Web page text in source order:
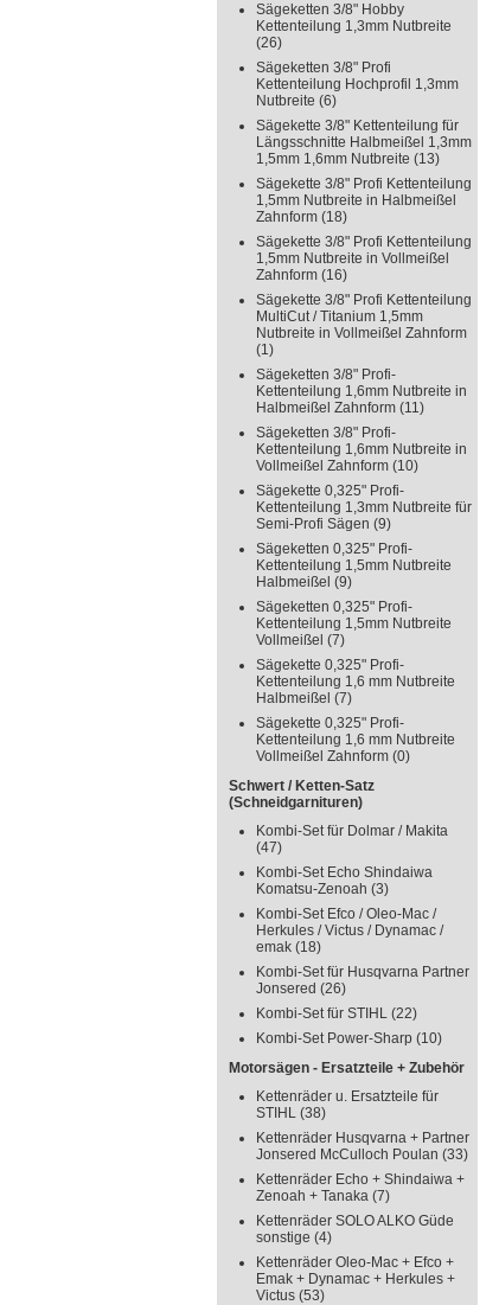
Sägeketten 3/8" Hobby
Kettenteilung 1,3mm Nutbreite
(26)
Sägeketten 3/8" Profi
Kettenteilung Hochprofil 1,3mm
Nutbreite (6)
Sägekette 3/8" Kettenteilung für
Längsschnitte Halbmeißel 1,3mm
1,5mm 1,6mm Nutbreite (13)
Sägekette 3/8" Profi Kettenteilung
1,5mm Nutbreite in Halbmeißel
Zahnform (18)
Sägekette 3/8" Profi Kettenteilung
1,5mm Nutbreite in Vollmeißel
Zahnform (16)
Sägekette 3/8" Profi Kettenteilung
MultiCut / Titanium 1,5mm
Nutbreite in Vollmeißel Zahnform
(1)
Sägeketten 3/8" Profi-
Kettenteilung 1,6mm Nutbreite in
Halbmeißel Zahnform (11)
Sägeketten 3/8" Profi-
Kettenteilung 1,6mm Nutbreite in
Vollmeißel Zahnform (10)
Sägekette 0,325" Profi-
Kettenteilung 1,3mm Nutbreite für
Semi-Profi Sägen (9)
Sägeketten 0,325" Profi-
Kettenteilung 1,5mm Nutbreite
Halbmeißel (9)
Sägeketten 0,325" Profi-
Kettenteilung 1,5mm Nutbreite
Vollmeißel (7)
Sägekette 0,325" Profi-
Kettenteilung 1,6 mm Nutbreite
Halbmeißel (7)
Sägekette 0,325" Profi-
Kettenteilung 1,6 mm Nutbreite
Vollmeißel Zahnform (0)
Schwert / Ketten-Satz
(Schneidgarnituren)
Kombi-Set für Dolmar / Makita
(47)
Kombi-Set Echo Shindaiwa
Komatsu-Zenoah (3)
Kombi-Set Efco / Oleo-Mac /
Herkules / Victus / Dynamac /
emak (18)
Kombi-Set für Husqvarna Partner
Jonsered (26)
Kombi-Set für STIHL (22)
Kombi-Set Power-Sharp (10)
Motorsägen - Ersatzteile + Zubehör
Kettenräder u. Ersatzteile für
STIHL (38)
Kettenräder Husqvarna + Partner
Jonsered McCulloch Poulan (33)
Kettenräder Echo + Shindaiwa +
Zenoah + Tanaka (7)
Kettenräder SOLO ALKO Güde
sonstige (4)
Kettenräder Oleo-Mac + Efco +
Emak + Dynamac + Herkules +
Victus (53)